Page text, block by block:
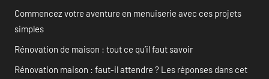
Commencez votre aventure en menuiserie avec ces projets
simples
Rénovation de maison : tout ce qu’il faut savoir
Rénovation maison : faut-il attendre ? Les réponses dans cet